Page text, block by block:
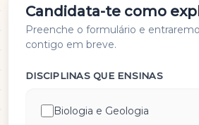
Candidata-te como
Preenche o formulário e
contigo em breve.
DISCIPLINAS QUE ENSINAS
Biologia e Geologia